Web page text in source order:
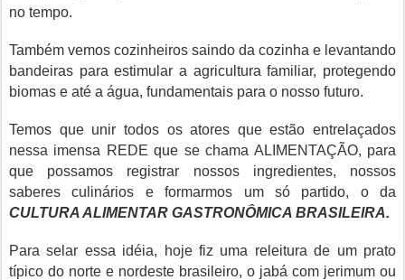
no tempo.
Também vemos cozinheiros saindo da cozinha e levantando
bandeiras para estimular a agricultura familiar, protegendo
biomas e até a água, fundamentais para o nosso futuro.
Temos que unir todos os atores que estão entrelaçados
nessa imensa REDE que se chama ALIMENTAÇÃO, para
que possamos registrar nossos ingredientes, nossos
saberes culinários e formarmos um só partido, o da
CULTURA ALIMENTAR GASTRONÔMICA BRASILEIRA.
Para selar essa idéia, hoje fiz uma releitura de um prato
típico do norte e nordeste brasileiro, o jabá com jerimum ou